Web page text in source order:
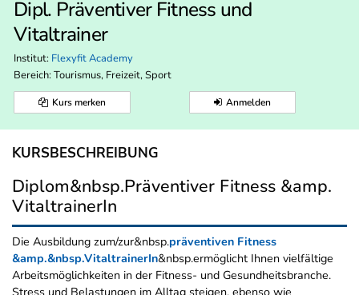
Dipl. Präventiver Fitness und
Vitaltrainer
Institut: Flexyfit Academy
Bereich: Tourismus, Freizeit, Sport
Kurs merken Anmelden
KURSBESCHREIBUNG
Diplom&nbsp.Präventiver Fitness &amp.
VitaltrainerIn
Die Ausbildung zum/zur&nbsp.präventiven Fitness
&amp.&nbsp.VitaltrainerIn&nbsp.ermöglicht Ihnen vielfältige
Arbeitsmöglichkeiten in der Fitness- und Gesundheitsbranche.